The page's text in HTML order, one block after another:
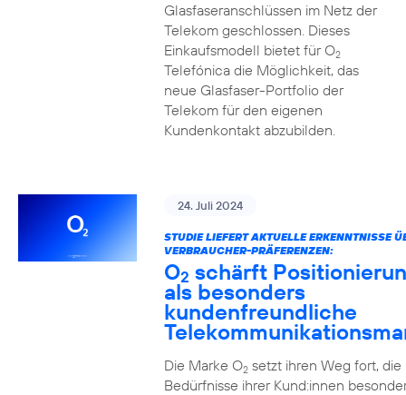
Glasfaseranschlüssen im Netz der
Telekom geschlossen. Dieses
Einkaufsmodell bietet für O2
Telefónica die Möglichkeit, das
neue Glasfaser-Portfolio der
Telekom für den eigenen
Kundenkontakt abzubilden.
24. Juli 2024
STUDIE LIEFERT AKTUELLE ERKENNTNISSE
VERBRAUCHER-PRÄFERENZEN:
O2 schärft
als besonders
kundenfreundliche
Die Marke O2setzt ihren Weg fort, die
Bedürfnisse ihrer Kund:innen